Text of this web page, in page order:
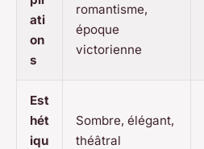
ati
on
s
romantisme,
époque
victorienne
Est
hét
iqu
Sombre, élégant,
théâtral